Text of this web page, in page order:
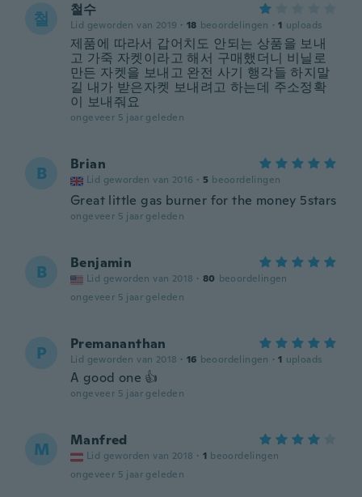
철 철수
Lid geworden van 2019 · 18 beoordelingen · 1 uploads
제품에 따라서 갑어치도 안되는 상품을 보내
고 가죽 자켓이라고 해서 구매했더니 비닐로
만든 자켓을 보내고 완전 사기 행각들 하지말
길 내가 받은자켓 보내려고 하는데 주소정확
이 보내줘요
ongeveer 5 jaar geleden
B Brian
Lid geworden van 2016 · 5 beoordelingen
Great little gas burner for the money 5stars
ongeveer 5 jaar geleden
B Benjamin
Lid geworden van 2018 · 80 beoordelingen
ongeveer 5 jaar geleden
P Premananthan
Lid geworden van 2018 · 16 beoordelingen · 1 uploads
A good one 👍
ongeveer 5 jaar geleden
M Manfred
Lid geworden van 2018 · 1 beoordelingen
ongeveer 5 jaar geleden